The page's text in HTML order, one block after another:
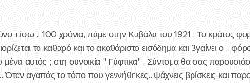
πίσω .. 100 χρόνια, πάμε στην Καβάλα του 1921 . Το κράτος
το καθαρό και το ακαθάριστο εισόδημα και βγαίνει ο ..
αυτός ; στη συνοικία " Γύφτικα" . Σύντομα θα σας
Όταν αγαπάς το τόπο που γεννήθηκες.. ψάχνεις βρίσκεις και